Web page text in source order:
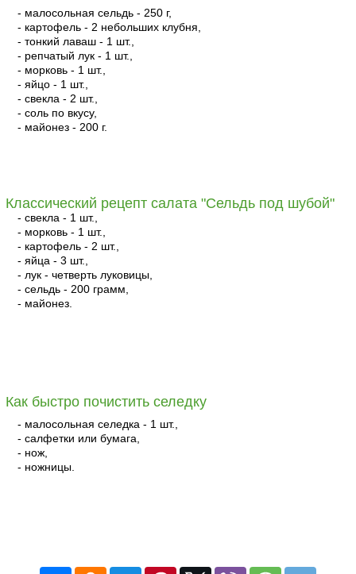
- малосольная сельдь - 250 г,
- картофель - 2 небольших клубня,
- тонкий лаваш - 1 шт.,
- репчатый лук - 1 шт.,
- морковь - 1 шт.,
- яйцо - 1 шт.,
- свекла - 2 шт.,
- соль по вкусу,
- майонез - 200 г.
Классический рецепт салата "Сельдь под шубой"
- свекла - 1 шт.,
- морковь - 1 шт.,
- картофель - 2 шт.,
- яйца - 3 шт.,
- лук - четверть луковицы,
- сельдь - 200 грамм,
- майонез.
Как быстро почистить селедку
- малосольная селедка - 1 шт.,
- салфетки или бумага,
- нож,
- ножницы.